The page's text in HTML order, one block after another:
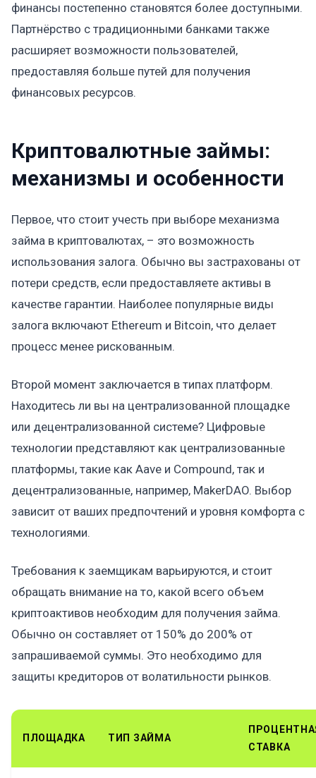
финансы постепенно становятся более доступными.
Партнёрство с традиционными банками также
расширяет возможности пользователей,
предоставляя больше путей для получения
финансовых ресурсов.
Криптовалютные займы:
механизмы и особенности
Первое, что стоит учесть при выборе механизма
займа в криптовалютах, – это возможность
использования залога. Обычно вы застрахованы от
потери средств, если предоставляете активы в
качестве гарантии. Наиболее популярные виды
залога включают Ethereum и Bitcoin, что делает
процесс менее рискованным.
Второй момент заключается в типах платформ.
Находитесь ли вы на централизованной площадке
или децентрализованной системе? Цифровые
технологии представляют как централизованные
платформы, такие как Aave и Compound, так и
децентрализованные, например, MakerDAO. Выбор
зависит от ваших предпочтений и уровня комфорта с
технологиями.
Требования к заемщикам варьируются, и стоит
обращать внимание на то, какой всего объем
криптоактивов необходим для получения займа.
Обычно он составляет от 150% до 200% от
запрашиваемой суммы. Это необходимо для
защиты кредиторов от волатильности рынков.
ПЛОЩАДКА ТИП ЗАЙМА
СТАВКА